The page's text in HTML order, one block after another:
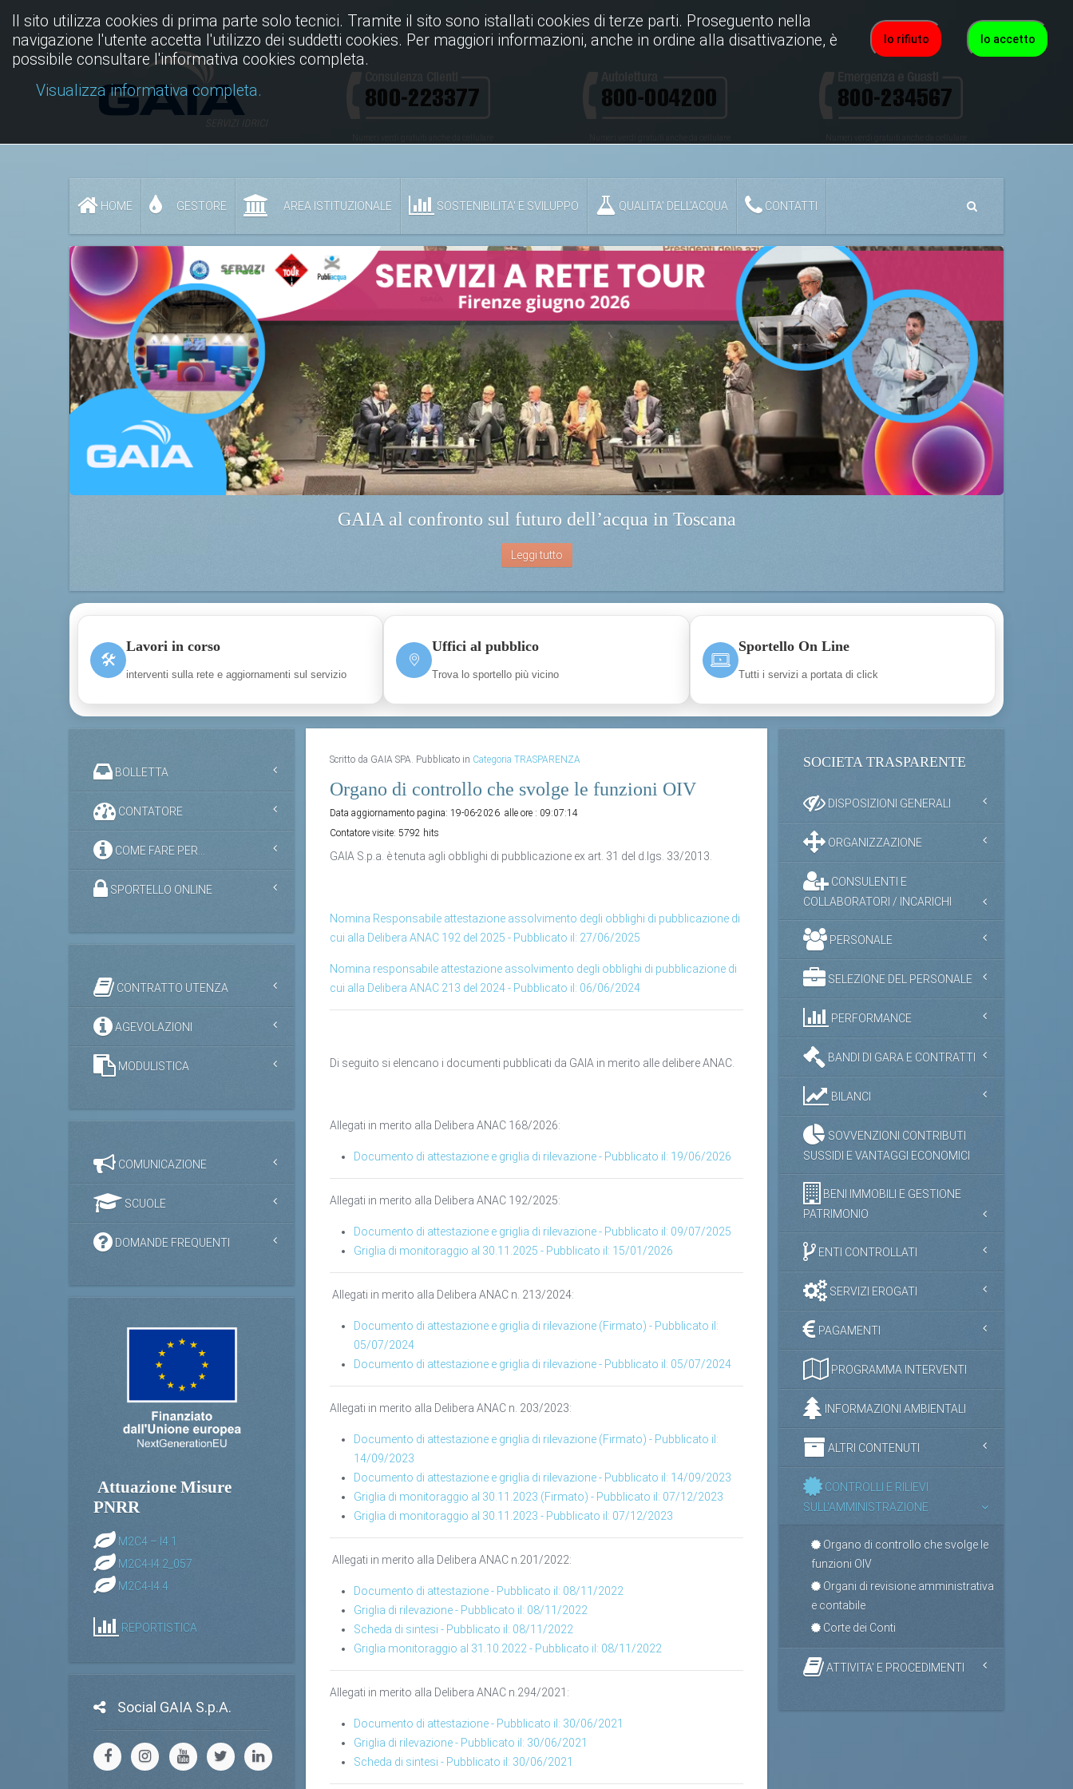
HOME GESTORE AREA ISTITUZIONALE SOSTENIBILITA' E SVILUPPO QUALITA’ DELL’ACQUA CONTATTI
GAIA al confronto sul futuro dell’acqua in Toscana
Leggi tutto
🛠
Lavori in corso
interventi sulla rete e aggiornamenti sul servizio
Uffici al pubblico
Trova lo sportello più vicino
Sportello On Line
Tutti i servizi a portata di click
Scritto da GAIA SPA. Pubblicato in Categoria TRASPARENZA
Organo di controllo che svolge le funzioni OIV
Data aggiornamento pagina:19-06-2026 alle ore : 09:07:14
Contatore visite:5792 hits
GAIA S.p.a. è tenuta agli obblighi di pubblicazione ex art. 31 del d.lgs. 33/2013.
Nomina Responsabile attestazione assolvimento degli obblighi di pubblicazione di
cui alla Delibera ANAC 192 del 2025 - Pubblicato il: 27/06/2025
Nomina responsabile attestazione assolvimento degli obblighi di pubblicazione di
cui alla Delibera ANAC 213 del 2024 - Pubblicato il: 06/06/2024
Di seguito si elencano i documenti pubblicati da GAIA in merito alle delibere ANAC.
Allegati in merito alla Delibera ANAC 168/2026:
Documento di attestazione e griglia di rilevazione - Pubblicato il: 19/06/2026
Allegati in merito alla Delibera ANAC 192/2025:
Documento di attestazione e griglia di rilevazione - Pubblicato il: 09/07/2025
Griglia di monitoraggio al 30.11.2025 - Pubblicato il: 15/01/2026
Allegati in merito alla Delibera ANAC n. 213/2024:
Documento di attestazione e griglia di rilevazione (Firmato) - Pubblicato il:
05/07/2024
Documento di attestazione e griglia di rilevazione - Pubblicato il: 05/07/2024
Allegati in merito alla Delibera ANAC n. 203/2023:
Documento di attestazione e griglia di rilevazione (Firmato) - Pubblicato il:
14/09/2023
Documento di attestazione e griglia di rilevazione - Pubblicato il: 14/09/2023
Griglia di monitoraggio al 30.11.2023 (Firmato) - Pubblicato il: 07/12/2023
Griglia di monitoraggio al 30.11.2023 - Pubblicato il: 07/12/2023
Allegati in merito alla Delibera ANAC n.201/2022:
Documento di attestazione - Pubblicato il: 08/11/2022
Griglia di rilevazione - Pubblicato il: 08/11/2022
Scheda di sintesi - Pubblicato il: 08/11/2022
Griglia monitoraggio al 31.10.2022 - Pubblicato il: 08/11/2022
Allegati in merito alla Delibera ANAC n.294/2021:
Documento di attestazione - Pubblicato il: 30/06/2021
Griglia di rilevazione - Pubblicato il: 30/06/2021
Scheda di sintesi - Pubblicato il: 30/06/2021
BOLLETTA
CONTATORE
COME FARE PER...
SPORTELLO ONLINE
CONTRATTO UTENZA
AGEVOLAZIONI
MODULISTICA
COMUNICAZIONE
SCUOLE
DOMANDE FREQUENTI
Attuazione Misure
PNRR
M2C4 – I4.1
M2C4-I4.2_057
M2C4-I4.4
REPORTISTICA
Social GAIA S.p.A.
SOCIETA TRASPARENTE
DISPOSIZIONI GENERALI
ORGANIZZAZIONE
CONSULENTI E
COLLABORATORI / INCARICHI
PERSONALE
SELEZIONE DEL PERSONALE
PERFORMANCE
BANDI DI GARA E CONTRATTI
BILANCI
SOVVENZIONI CONTRIBUTI
SUSSIDI E VANTAGGI ECONOMICI
BENI IMMOBILI E GESTIONE
PATRIMONIO
ENTI CONTROLLATI
SERVIZI EROGATI
PAGAMENTI
PROGRAMMA INTERVENTI
INFORMAZIONI AMBIENTALI
ALTRI CONTENUTI
CONTROLLI E RILIEVI
SULL'AMMINISTRAZIONE
Organo di controllo che svolge le
funzioni OIV
Organi di revisione amministrativa
e contabile
Corte dei Conti
ATTIVITA' E PROCEDIMENTI
Io accetto
Io rifiuto
Il sito utilizza cookies di prima parte solo tecnici. Tramite il sito sono istallati cookies di terze parti. Proseguento nella
navigazione l'utente accetta l'utilizzo dei suddetti cookies. Per maggiori informazioni, anche in ordine alla disattivazione, è
possibile consultare l'informativa cookies completa.
Visualizza informativa completa.